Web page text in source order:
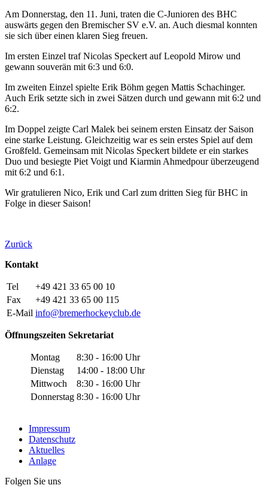
Am Donnerstag, den 11. Juni, traten die C-Junioren des BHC
auswärts gegen den Bremischer SV e.V. an. Auch diesmal konnten
sie sich über einen klaren Sieg freuen.
Im ersten Einzel traf Nicolas Speckert auf Leopold Mirow und
gewann souverän mit 6:3 und 6:0.
Im zweiten Einzel spielte Erik Böhm gegen Mattis Schachinger.
Auch Erik setzte sich in zwei Sätzen durch und gewann mit 6:2 und
6:2.
Im Doppel zeigte Carl Malek bei seinem ersten Einsatz der Saison
eine starke Leistung. Gleichzeitig war es sein erstes Spiel auf dem
Großfeld. Gemeinsam mit Nicolas Speckert bildete er ein starkes
Duo und besiegte Piet Voigt und Kiarmin Ahmedpour überzeugend
mit 6:2 und 6:1.
Wir gratulieren Nico, Erik und Carl zum dritten Sieg für BHC in
Folge in dieser Saison!
Zurück
Kontakt
Tel
+49 421 33 65 00 10
Fax
+49 421 33 65 00 115
E-Mail info@bremerhockeyclub.de
Öffnungszeiten Sekretariat
Montag
8:30 - 16:00 Uhr
Dienstag
14:00 - 18:00 Uhr
Mittwoch
8:30 - 16:00 Uhr
Donnerstag 8:30 - 16:00 Uhr
Impressum
Datenschutz
Aktuelles
Anlage
Folgen Sie uns